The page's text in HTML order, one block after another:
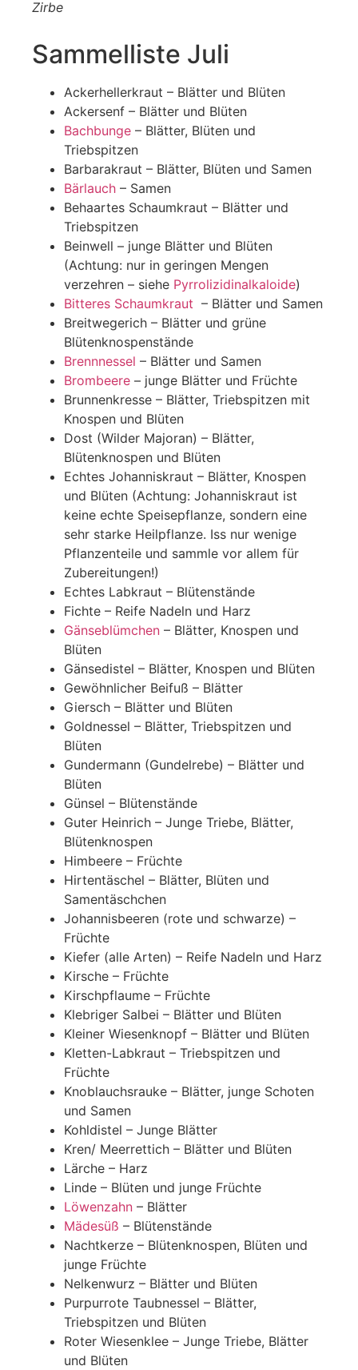
Zirbe
Sammelliste Juli
Ackerhellerkraut – Blätter und Blüten
Ackersenf – Blätter und Blüten
Bachbunge – Blätter, Blüten und
Triebspitzen
Barbarakraut – Blätter, Blüten und Samen
Bärlauch – Samen
Behaartes Schaumkraut – Blätter und
Triebspitzen
Beinwell – junge Blätter und Blüten
(Achtung: nur in geringen Mengen
verzehren – siehe Pyrrolizidinalkaloide)
Bitteres Schaumkraut – Blätter und Samen
Breitwegerich – Blätter und grüne
Blütenknospenstände
Brennnessel – Blätter und Samen
Brombeere – junge Blätter und Früchte
Brunnenkresse – Blätter, Triebspitzen mit
Knospen und Blüten
Dost (Wilder Majoran) – Blätter,
Blütenknospen und Blüten
Echtes Johanniskraut – Blätter, Knospen
und Blüten (Achtung: Johanniskraut ist
keine echte Speisepflanze, sondern eine
sehr starke Heilpflanze. Iss nur wenige
Pflanzenteile und sammle vor allem für
Zubereitungen!)
Echtes Labkraut – Blütenstände
Fichte – Reife Nadeln und Harz
Gänseblümchen – Blätter, Knospen und
Blüten
Gänsedistel – Blätter, Knospen und Blüten
Gewöhnlicher Beifuß – Blätter
Giersch – Blätter und Blüten
Goldnessel – Blätter, Triebspitzen und
Blüten
Gundermann (Gundelrebe) – Blätter und
Blüten
Günsel – Blütenstände
Guter Heinrich – Junge Triebe, Blätter,
Blütenknospen
Himbeere – Früchte
Hirtentäschel – Blätter, Blüten und
Samentäschchen
Johannisbeeren (rote und schwarze) –
Früchte
Kiefer (alle Arten) – Reife Nadeln und Harz
Kirsche – Früchte
Kirschpflaume – Früchte
Klebriger Salbei – Blätter und Blüten
Kleiner Wiesenknopf – Blätter und Blüten
Kletten-Labkraut – Triebspitzen und
Früchte
Knoblauchsrauke – Blätter, junge Schoten
und Samen
Kohldistel – Junge Blätter
Kren/ Meerrettich – Blätter und Blüten
Lärche – Harz
Linde – Blüten und junge Früchte
Löwenzahn – Blätter
Mädesüß – Blütenstände
Nachtkerze – Blütenknospen, Blüten und
junge Früchte
Nelkenwurz – Blätter und Blüten
Purpurrote Taubnessel – Blätter,
Triebspitzen und Blüten
Roter Wiesenklee – Junge Triebe, Blätter
und Blüten